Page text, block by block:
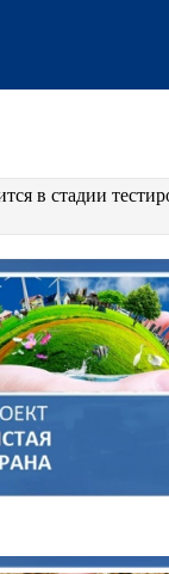
в стадии